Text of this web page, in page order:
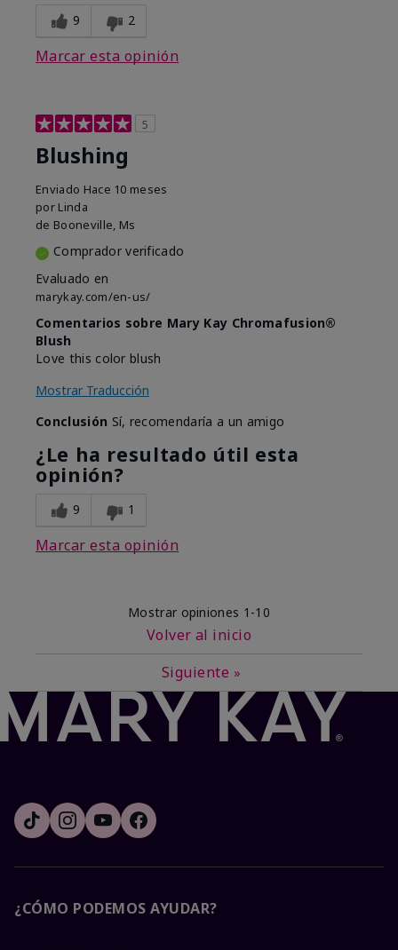
9 2
Marcar esta opinión
5
Blushing
Enviado Hace 10 meses
por Linda
de Booneville, Ms
Comprador verificado
Evaluado en
marykay.com/en-us/
Comentarios sobre Mary Kay Chromafusion®
Blush
Love this color blush
Mostrar Traducción
Conclusión Sí, recomendaría a un amigo
¿Le ha resultado útil esta
opinión?
9 1
Marcar esta opinión
Mostrar opiniones 1-10
Volver al inicio
Siguiente »
¿CÓMO PODEMOS AYUDAR?